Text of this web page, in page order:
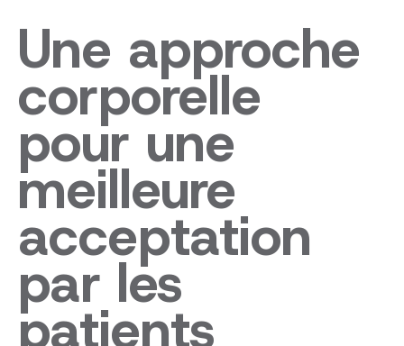
Une approche
corporelle
pour une
meilleure
acceptation
par les
patients